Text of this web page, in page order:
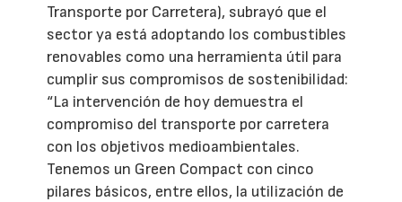
Transporte por Carretera), subrayó que el
sector ya está adoptando los combustibles
renovables como una herramienta útil para
cumplir sus compromisos de sostenibilidad:
“La intervención de hoy demuestra el
compromiso del transporte por carretera
con los objetivos medioambientales.
Tenemos un Green Compact con cinco
pilares básicos, entre ellos, la utilización de